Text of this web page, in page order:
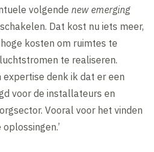
volgendenew emerging
Dat kost nu iets meer,
kosten om ruimtes te
te realiseren.
expertise denk ik dat er een
voor de installateurs en
Vooral voor het vinden